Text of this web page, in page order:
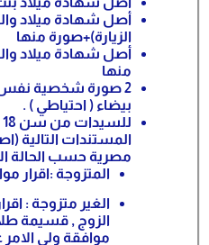
أصل شهادة ميلاد
الزيارة)+صورة منها
أصل شهادة ميلاد
منها
2 صورة شخصية نفس
بيضاء ( احتياطي ) .
المستندات التالية
مصرية حسب الحالة
المتزوجة :اقرار
الغير متزوجة :
الزوج , قسيمة
موافقة ولي